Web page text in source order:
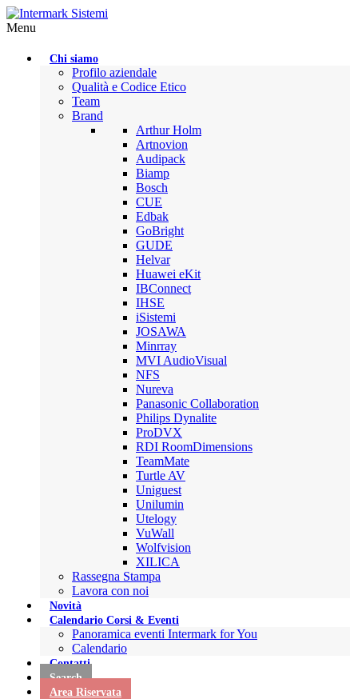
Menu
Chi siamo
Profilo aziendale
Qualità e Codice Etico
Team
Brand
Arthur Holm
Artnovion
Audipack
Biamp
Bosch
CUE
Edbak
GoBright
GUDE
Helvar
Huawei eKit
IBConnect
IHSE
iSistemi
JOSAWA
Minrray
MVI AudioVisual
NFS
Nureva
Panasonic Collaboration
Philips Dynalite
ProDVX
RDI RoomDimensions
TeamMate
Turtle AV
Uniguest
Unilumin
Utelogy
VuWall
Wolfvision
XILICA
Rassegna Stampa
Lavora con noi
Novità
Calendario Corsi & Eventi
Panoramica eventi Intermark for You
Calendario
Contatti
Search
Area Riservata